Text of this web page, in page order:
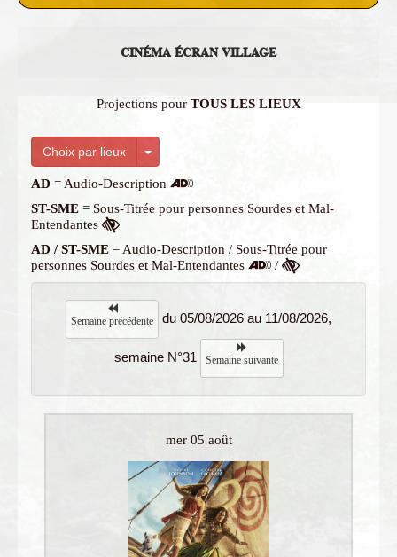
CINÉMA ÉCRAN VILLAGE